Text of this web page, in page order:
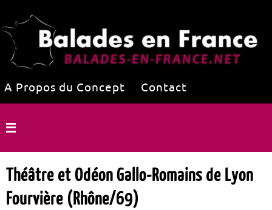
A Propos du Concept Contact
Théâtre et Odéon Gallo-Romains de Lyon
Fourvière (Rhône/69)